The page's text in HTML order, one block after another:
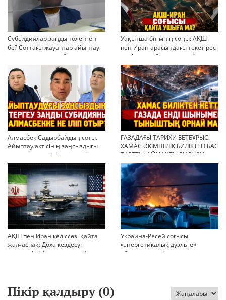
Субсидиялар заңды төленген
бе? Соттағы жауаптар айыптау
тұжырымдарын қайта қарауға
негіз бола ала ма?
Уақытша бітімнің соңы: АҚШ
пен Иран арасындағы текетірес
неліктен қайта ушықты?
Алмасбек Садырбайдың соты.
Айыптау актісінің заңсыздығы
мен қолдан өсірілген
миллиондар
ГАЗАДАҒЫ ТАРИХИ БЕТБҰРЫС:
ХАМАС ӘКІМШІЛІК БИЛІКТЕН БАС
ТАРТТЫ. АЙМАҚТЫ ЕНДІ КІМ
БАСҚАРАДЫ?
АҚШ пен Иран келіссөзі қайта
жалғаспақ: Доха кездесуі
шиеленісті бәсеңдете ме?
Украина-Ресей соғысы
«энергетикалық дуэльге»
айналып кетті
Пікір қалдыру (0)